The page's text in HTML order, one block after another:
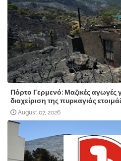
Πόρτο Γερμενό: Μαζικές αγωγές
διαχείριση της πυρκαγιάς
August 07, 2026